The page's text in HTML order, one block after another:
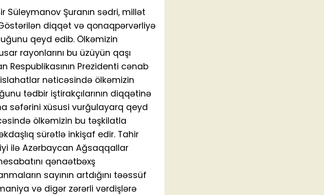
Süleymanov Şuranın sədri, millət
diqqət və qonaqpərvərliyə
qeyd edib. Ölkəmizin
rayonlarını bu üzüyün qaşı
Respublikasının Prezidenti cənab
nəticəsində ölkəmizin
tədbir iştirakçılarının diqqətinə
səfərini xüsusi vurğulayarq qeyd
ölkəmizin bu təşkilatla
sürətlə inkişaf edir. Tahir
ilə Azərbaycan Ağsaqqallar
qənaətbəxş
sayının artdığını təəssüf
və digər zərərli vərdişlərə